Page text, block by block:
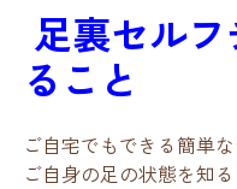
足裏セル
ること
ご自宅でもできる簡単
ご自身の足の状態を知